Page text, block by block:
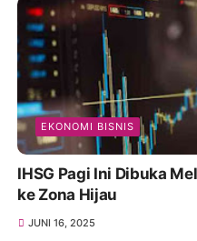
EKONOMI BISNIS
IHSG Pagi Ini Dibuka
ke Zona Hijau
JUNI 16, 2025